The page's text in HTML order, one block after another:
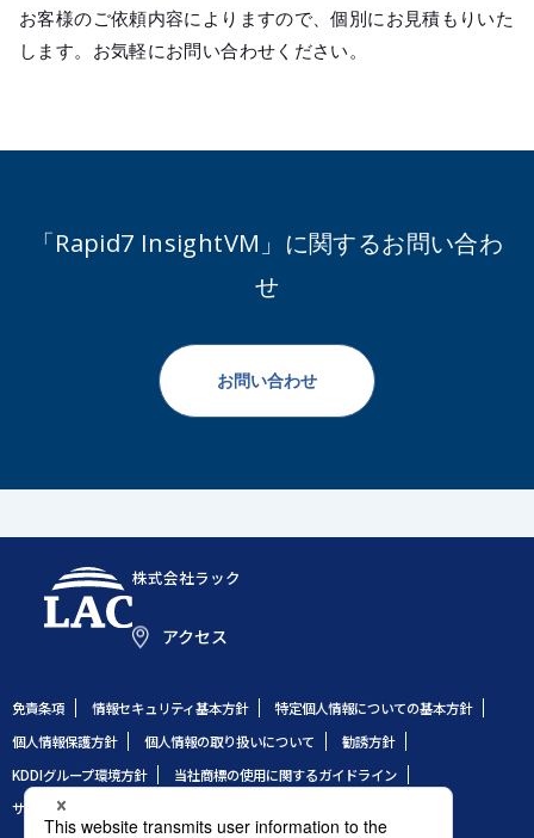
お客様のご依頼内容によりますので、個別にお見積もりいた
します。お気軽にお問い合わせください。
「Rapid7 InsightVM」に関するお問い合わ
せ
お問い合わせ
株式会社ラック
アクセス
免責条項 情報セキュリティ基本方針
特定個人情報についての基本方針
個人情報保護方針
個人情報の取り扱いについて
勧誘方針
KDDIグループ環境方針
当社商標の使用に関するガイドライン
サイトのご利用条件